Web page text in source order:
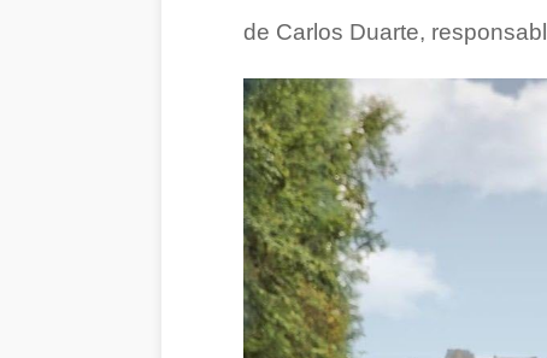
de Carlos Duarte,